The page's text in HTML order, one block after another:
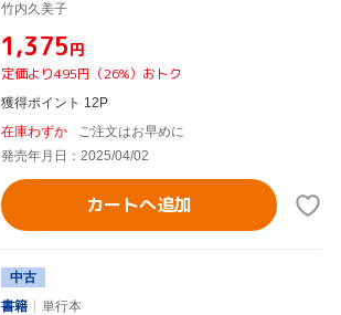
竹内久美子
¥1,375円
定価より495円（26%）おトク
獲得ポイント 12P
在庫わずか
ご注文はお早めに
発売年月日：2025/04/02
カートへ追加
中古
書籍
単行本